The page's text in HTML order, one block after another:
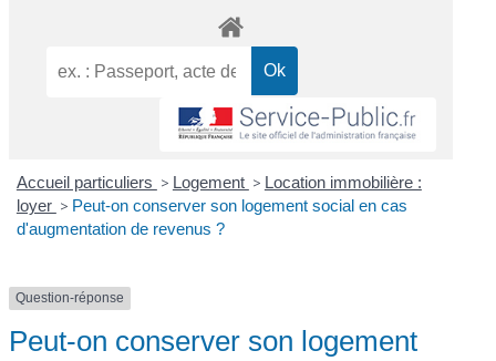
Accueil particuliers > Logement > Location immobilière :
loyer > Peut-on conserver son logement social en cas
d'augmentation de revenus ?
Question-réponse
Peut-on conserver son logement